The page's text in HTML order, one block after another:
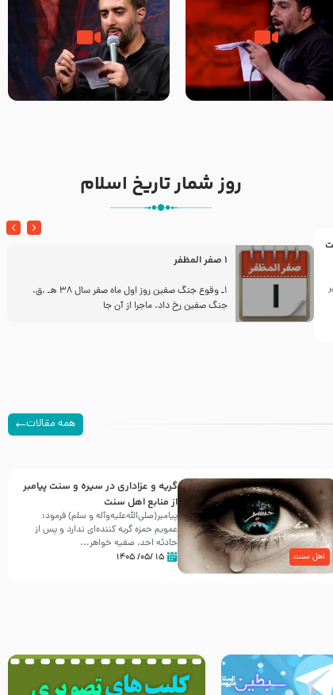
تک ، عبّاس، صاحب دل‌هاست –
حاج حنیف طاهری – عزاداری شب
من غلام نوکراتم من عاشق
کربلاتم – شور زمینه – شب هفتم
روز شمار تاریخ اسلام
1 صفر المظفر
1ـ وقوع جنگ صفین روز اول ماه صفر سال 38 هـ .ق.
جنگ صفین رخ داد. ماجرا از آن جا
همه مقالات
اهل سنت
گریه و عزاداری در سیره و سنت پیامبر
از منابع اهل سنت
پیامبر(صلی‌الله‌علیه‌وآله و سلم) فرمود:
عمویم حمزه گریه کننده‌ای ندارد و پس از
حادثه احد، صفیه خواهر...
۱۵ /۰۵/ ۱۴۰۵